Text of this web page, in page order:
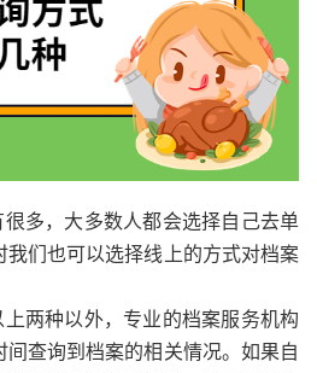
多，大多数人都会选择自己去单
我们也可以选择线上的方式对档案
两种以外，专业的档案服务机构
查询到档案的相关情况。如果自